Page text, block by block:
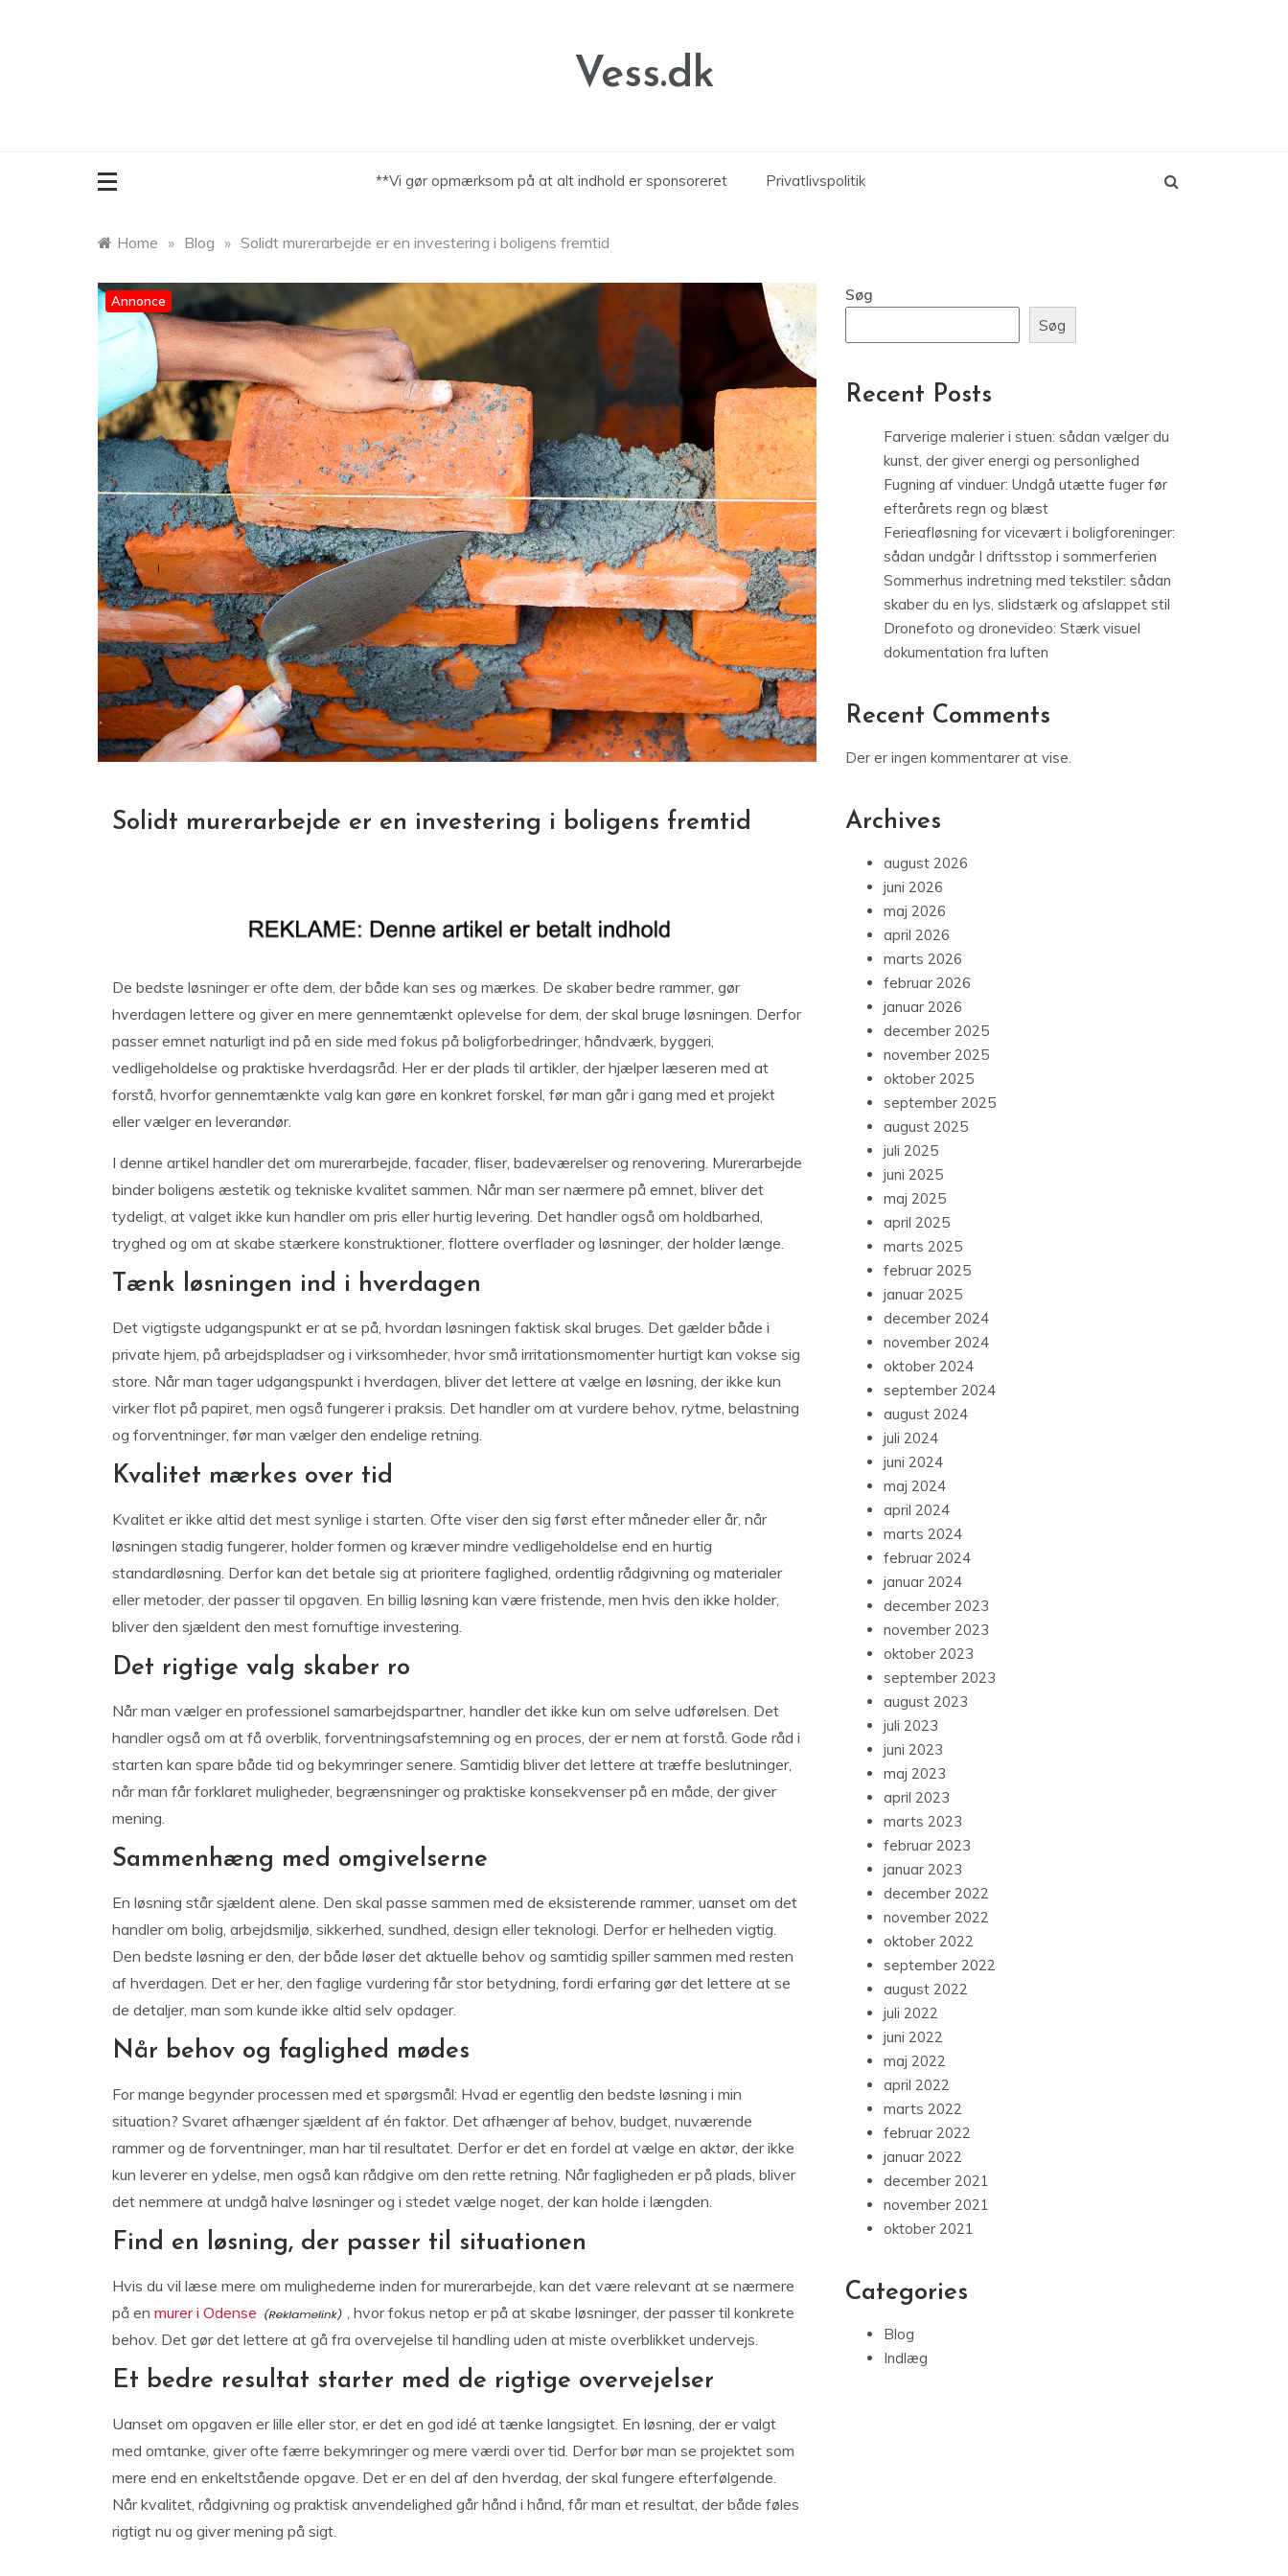
Vess.dk
**Vi gør opmærksom på at alt indhold er sponsoreret Privatlivspolitik
Home » Blog » Solidt murerarbejde er en investering i boligens fremtid
Annonce
Solidt murerarbejde er en investering i boligens fremtid
De bedste løsninger er ofte dem, der både kan ses og mærkes. De skaber bedre rammer, gør
hverdagen lettere og giver en mere gennemtænkt oplevelse for dem, der skal bruge løsningen. Derfor
passer emnet naturligt ind på en side med fokus på boligforbedringer, håndværk, byggeri,
vedligeholdelse og praktiske hverdagsråd. Her er der plads til artikler, der hjælper læseren med at
forstå, hvorfor gennemtænkte valg kan gøre en konkret forskel, før man går i gang med et projekt
eller vælger en leverandør.
I denne artikel handler det om murerarbejde, facader, fliser, badeværelser og renovering. Murerarbejde
binder boligens æstetik og tekniske kvalitet sammen. Når man ser nærmere på emnet, bliver det
tydeligt, at valget ikke kun handler om pris eller hurtig levering. Det handler også om holdbarhed,
tryghed og om at skabe stærkere konstruktioner, flottere overflader og løsninger, der holder længe.
Tænk løsningen ind i hverdagen
Det vigtigste udgangspunkt er at se på, hvordan løsningen faktisk skal bruges. Det gælder både i
private hjem, på arbejdspladser og i virksomheder, hvor små irritationsmomenter hurtigt kan vokse sig
store. Når man tager udgangspunkt i hverdagen, bliver det lettere at vælge en løsning, der ikke kun
virker flot på papiret, men også fungerer i praksis. Det handler om at vurdere behov, rytme, belastning
og forventninger, før man vælger den endelige retning.
Kvalitet mærkes over tid
Kvalitet er ikke altid det mest synlige i starten. Ofte viser den sig først efter måneder eller år, når
løsningen stadig fungerer, holder formen og kræver mindre vedligeholdelse end en hurtig
standardløsning. Derfor kan det betale sig at prioritere faglighed, ordentlig rådgivning og materialer
eller metoder, der passer til opgaven. En billig løsning kan være fristende, men hvis den ikke holder,
bliver den sjældent den mest fornuftige investering.
Det rigtige valg skaber ro
Når man vælger en professionel samarbejdspartner, handler det ikke kun om selve udførelsen. Det
handler også om at få overblik, forventningsafstemning og en proces, der er nem at forstå. Gode råd i
starten kan spare både tid og bekymringer senere. Samtidig bliver det lettere at træffe beslutninger,
når man får forklaret muligheder, begrænsninger og praktiske konsekvenser på en måde, der giver
mening.
Sammenhæng med omgivelserne
En løsning står sjældent alene. Den skal passe sammen med de eksisterende rammer, uanset om det
handler om bolig, arbejdsmiljø, sikkerhed, sundhed, design eller teknologi. Derfor er helheden vigtig.
Den bedste løsning er den, der både løser det aktuelle behov og samtidig spiller sammen med resten
af hverdagen. Det er her, den faglige vurdering får stor betydning, fordi erfaring gør det lettere at se
de detaljer, man som kunde ikke altid selv opdager.
Når behov og faglighed mødes
For mange begynder processen med et spørgsmål: Hvad er egentlig den bedste løsning i min
situation? Svaret afhænger sjældent af én faktor. Det afhænger af behov, budget, nuværende
rammer og de forventninger, man har til resultatet. Derfor er det en fordel at vælge en aktør, der ikke
kun leverer en ydelse, men også kan rådgive om den rette retning. Når fagligheden er på plads, bliver
det nemmere at undgå halve løsninger og i stedet vælge noget, der kan holde i længden.
Find en løsning, der passer til situationen
Hvis du vil læse mere om mulighederne inden for murerarbejde, kan det være relevant at se nærmere
på en murer i Odense
, hvor fokus netop er på at skabe løsninger, der passer til konkrete
behov. Det gør det lettere at gå fra overvejelse til handling uden at miste overblikket undervejs.
Et bedre resultat starter med de rigtige overvejelser
Uanset om opgaven er lille eller stor, er det en god idé at tænke langsigtet. En løsning, der er valgt
med omtanke, giver ofte færre bekymringer og mere værdi over tid. Derfor bør man se projektet som
mere end en enkeltstående opgave. Det er en del af den hverdag, der skal fungere efterfølgende.
Når kvalitet, rådgivning og praktisk anvendelighed går hånd i hånd, får man et resultat, der både føles
rigtigt nu og giver mening på sigt.
Søg
Søg
Recent Posts
Farverige malerier i stuen: sådan vælger du
kunst, der giver energi og personlighed
Fugning af vinduer: Undgå utætte fuger før
efterårets regn og blæst
Ferieafløsning for vicevært i boligforeninger:
sådan undgår I driftsstop i sommerferien
Sommerhus indretning med tekstiler: sådan
skaber du en lys, slidstærk og afslappet stil
Dronefoto og dronevideo: Stærk visuel
dokumentation fra luften
Recent Comments
Der er ingen kommentarer at vise.
Archives
august 2026
juni 2026
maj 2026
april 2026
marts 2026
februar 2026
januar 2026
december 2025
november 2025
oktober 2025
september 2025
august 2025
juli 2025
juni 2025
maj 2025
april 2025
marts 2025
februar 2025
januar 2025
december 2024
november 2024
oktober 2024
september 2024
august 2024
juli 2024
juni 2024
maj 2024
april 2024
marts 2024
februar 2024
januar 2024
december 2023
november 2023
oktober 2023
september 2023
august 2023
juli 2023
juni 2023
maj 2023
april 2023
marts 2023
februar 2023
januar 2023
december 2022
november 2022
oktober 2022
september 2022
august 2022
juli 2022
juni 2022
maj 2022
april 2022
marts 2022
februar 2022
januar 2022
december 2021
november 2021
oktober 2021
Categories
Blog
Indlæg